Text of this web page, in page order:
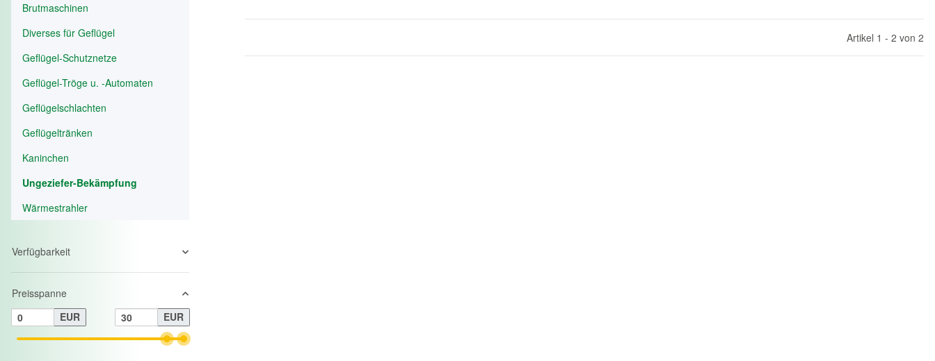
Artikel 1 - 2 von 2
Brutmaschinen
Diverses für Geflügel
Geflügel-Schutznetze
Geflügel-Tröge u. -Automaten
Geflügelschlachten
Geflügeltränken
Kaninchen
Ungeziefer-Bekämpfung
Wärmestrahler
Verfügbarkeit
Preisspanne
EUR
EUR